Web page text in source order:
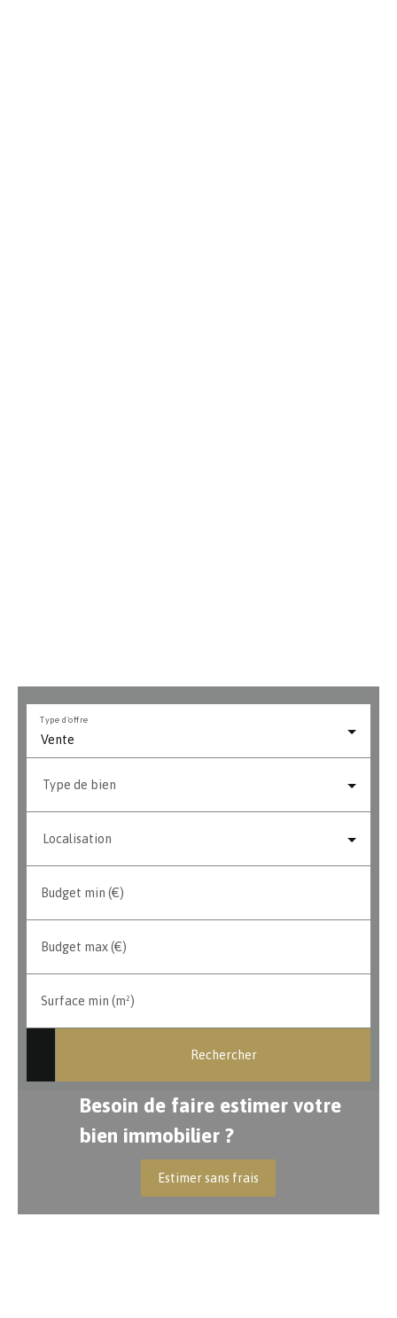
Vente
Type d'offre
Type de bien
Localisation
Budget min (€)
Budget max (€)
Surface min (m²)
Rechercher
Besoin de faire estimer votre
bien immobilier ?
Estimer sans frais